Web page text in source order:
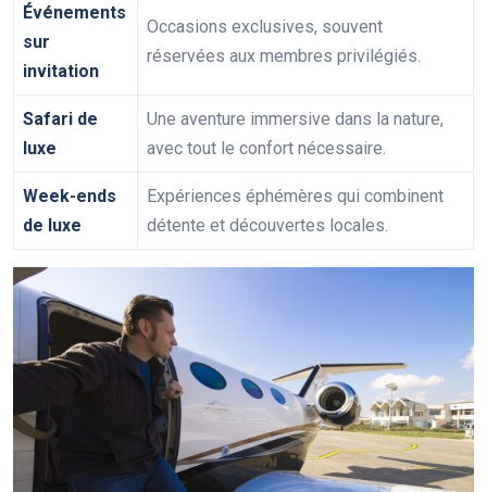
Événements
sur
invitation
Occasions exclusives, souvent
réservées aux membres privilégiés.
Safari de
luxe
Une aventure immersive dans la nature,
avec tout le confort nécessaire.
Week-ends
de luxe
Expériences éphémères qui combinent
détente et découvertes locales.